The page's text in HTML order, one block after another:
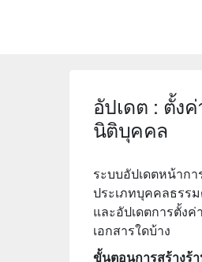
อัปเดต : ตั้ง
นิติบุคคล
ระบบอัปเดตหน้าก
ประเภทบุคคลธรร
และอัปเดตการตั้งค่
เอกสารใดบ้าง
ขั้นตอนการสร้างร้